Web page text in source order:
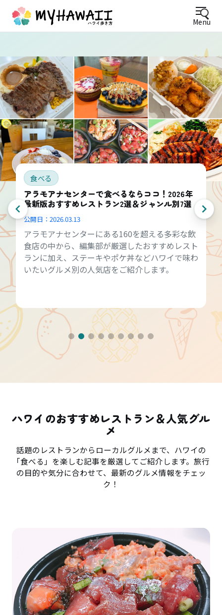
Menu
食べる
アラモアナセンターで食べるならココ！2026年
最新版おすすめレストラン2選＆ジャンル別7選
公開日： 2026.03.13
アラモアナセンターにある160を超える多彩な飲
食店の中から、編集部が厳選したおすすめレスト
ランに加え、ステーキやポケ丼などハワイで味わ
いたいグルメ別の人気店をご紹介します。
ハワイのおすすめレストラン＆人気グル
メ
話題のレストランからローカルグルメまで、ハワイの
「食べる」を楽しむ記事を厳選してご紹介します。旅行
の目的や気分に合わせて、最新のグルメ情報をチェッ
ク！